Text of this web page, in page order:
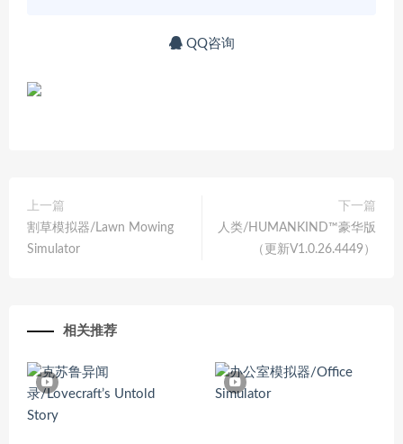
QQ咨询
上一篇
割草模拟器/Lawn Mowing
Simulator
下一篇
人类/HUMANKIND™豪华版
（更新V1.0.26.4449）
相关推荐